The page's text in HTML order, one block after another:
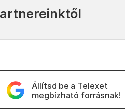
Állítsd be a Telexet
megbízható forrásnak!